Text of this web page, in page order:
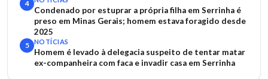
4
Condenado por estuprar a própria filha em Serrinha é
preso em Minas Gerais; homem estava foragido desde
2025
5 NOTÍCIAS
Homem é levado à delegacia suspeito de tentar matar
ex-companheira com faca e invadir casa em Serrinha